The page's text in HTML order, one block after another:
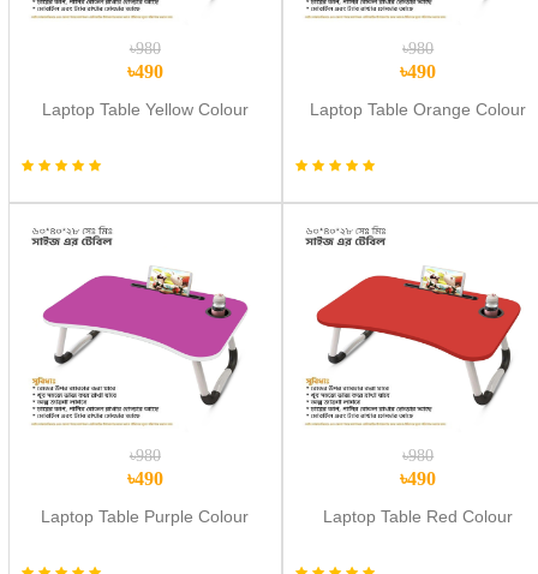
৳980
৳490
Laptop Table Yellow Colour
৳980
৳490
Laptop Table Orange Colour
৳980
৳490
Laptop Table Purple Colour
৳980
৳490
Laptop Table Red Colour